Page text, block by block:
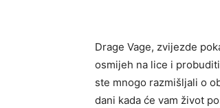
Drage Vage, zvijezde
osmijeh na lice i
ste mnogo razmišljali o
dani kada će vam život